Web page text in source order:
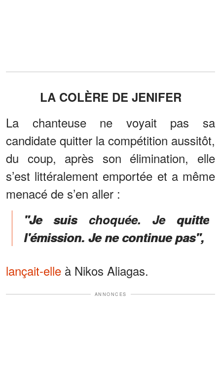
LA COLÈRE DE JENIFER
La chanteuse ne voyait pas sa
candidate quitter la compétition aussitôt,
du coup, après son élimination, elle
s’est littéralement emportée et a même
menacé de s’en aller :
"Je suis choquée. Je quitte
l'émission. Je ne continue pas",
lançait-elle à Nikos Aliagas.
ANNONCES